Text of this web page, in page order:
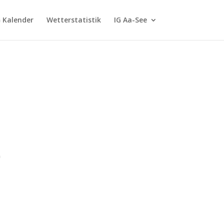
Kalender Wetterstatistik IG Aa-See